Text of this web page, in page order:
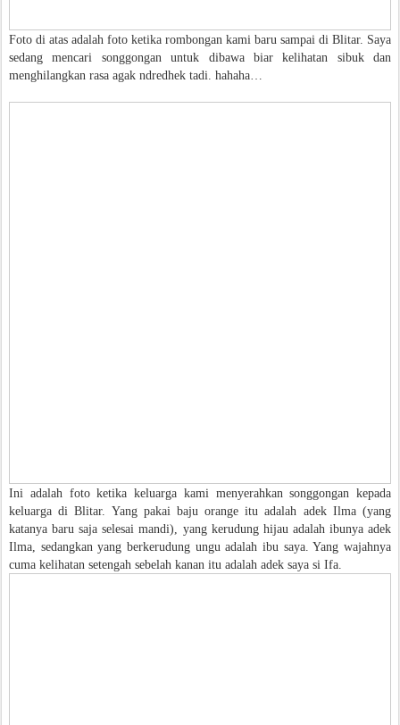
Foto di atas adalah foto ketika rombongan kami baru sampai di Blitar. Saya
sedang mencari songgongan untuk dibawa biar kelihatan sibuk dan
menghilangkan rasa agak ndredhek tadi. hahaha…
Ini adalah foto ketika keluarga kami menyerahkan songgongan kepada
keluarga di Blitar. Yang pakai baju orange itu adalah adek Ilma (yang
katanya baru saja selesai mandi), yang kerudung hijau adalah ibunya adek
Ilma, sedangkan yang berkerudung ungu adalah ibu saya. Yang wajahnya
cuma kelihatan setengah sebelah kanan itu adalah adek saya si Ifa.